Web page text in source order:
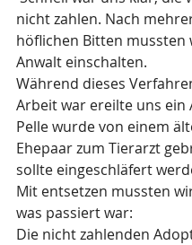
nicht zahlen. Nach
höflichen Bitten mussten
Anwalt einschalten.
Während dieses
Arbeit war ereilte uns ein
Pelle wurde von einem
Ehepaar zum Tierarzt
sollte eingeschläfert
Mit entsetzen mussten
was passiert war:
Die nicht zahlenden